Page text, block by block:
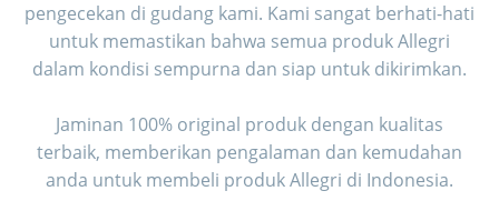
pengecekan di gudang kami. Kami sangat berhati-hati
untuk memastikan bahwa semua produk Allegri
dalam kondisi sempurna dan siap untuk dikirimkan.
Jaminan 100% original produk dengan kualitas
terbaik, memberikan pengalaman dan kemudahan
anda untuk membeli produk Allegri di Indonesia.